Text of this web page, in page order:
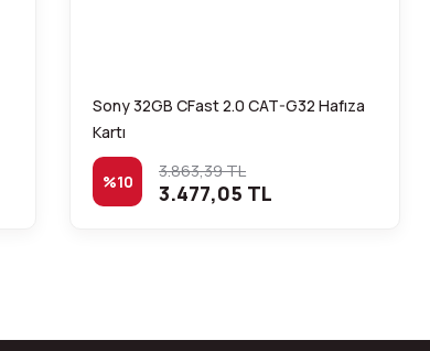
Sony 32GB CFast 2.0 CAT-G32 Hafıza
Kartı
%10 3.863,39 TL
3.477,05 TL